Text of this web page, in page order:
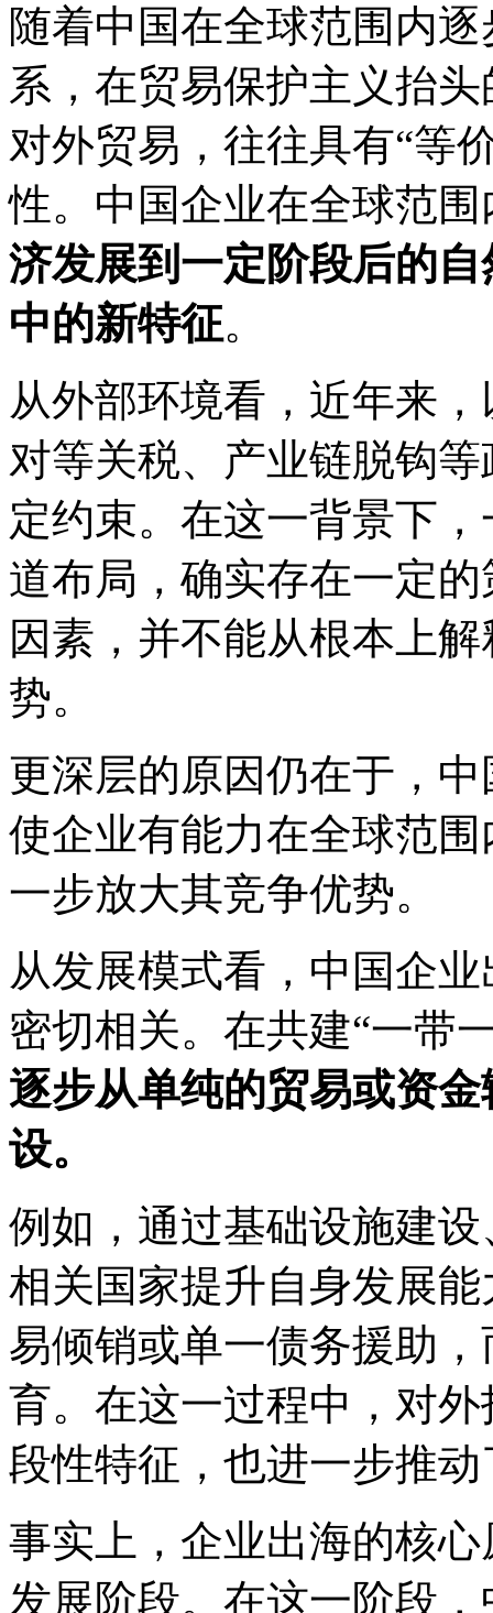
随着中国在全球范围内
系，在贸易保护主义抬
对外贸易，往往具有“等
性。中国企业在全球范
济发展到一定阶段后的
中的新特征。
从外部环境看，近年来
对等关税、产业链脱钩
定约束。在这一背景下
道布局，确实存在一定
因素，并不能从根本上
势。
更深层的原因仍在于，
使企业有能力在全球范
一步放大其竞争优势。
从发展模式看，中国企
密切相关。在共建“一带
逐步从单纯的贸易或资
设。
例如，通过基础设施建
相关国家提升自身发展
易倾销或单一债务援助
育。在这一过程中，对
段性特征，也进一步推
事实上，企业出海的核
发展阶段。在这一阶段